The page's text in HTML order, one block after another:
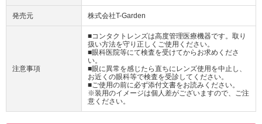
発売元 株式会社T-Garden
注意事項
■コンタクトレンズは高度管理医療機器です。取り
扱い方法を守り正しくご使用ください。
■眼科医院等にて検査を受けてからお求めくださ
い。
■眼に異常を感じたら直ちにレンズ使用を中止し、
お近くの眼科等で検査を受診してください。
■ご使用の前に必ず添付文書をお読みください。
※装用のイメージは個人差がございますので、ご注
意ください。